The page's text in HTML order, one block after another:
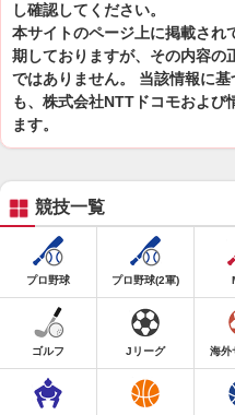
し確認してください。
本サイトのページ上に掲載され
期しておりますが、その内容の
ではありません。 当該情報に
も、株式会社NTTドコモおよび
ます。
競技一覧
プロ野球 プロ野球(2軍)
ゴルフ Jリーグ 海外